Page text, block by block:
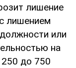
лишение
лишением
или
на
до 750